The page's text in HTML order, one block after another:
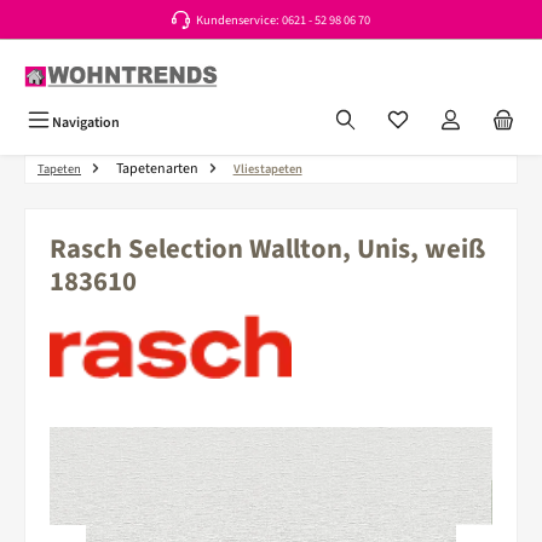
Kundenservice: 0621 - 52 98 06 70
Navigation Du hast 0 Produkte
Tapeten Tapetenarten Vliestapeten
Rasch Selection Wallton, Unis, weiß
183610
Bildergalerie überspringen